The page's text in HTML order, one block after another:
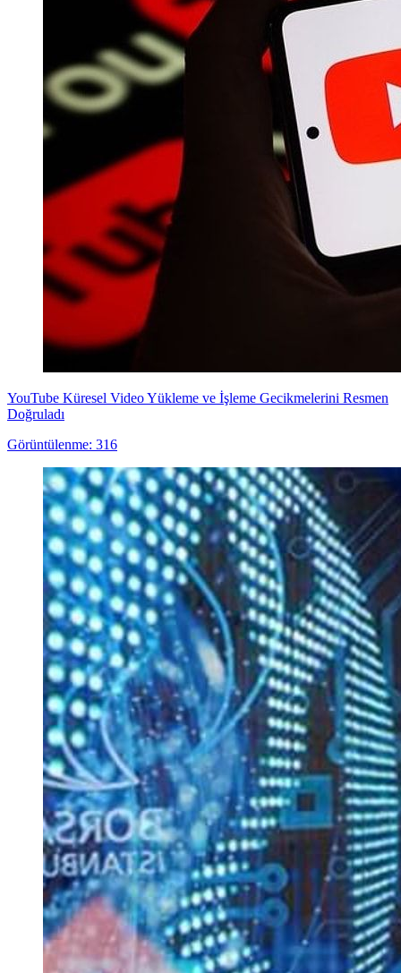
YouTube Küresel Video Yükleme ve İşleme Gecikmelerini Resmen
Doğruladı
Görüntülenme: 316